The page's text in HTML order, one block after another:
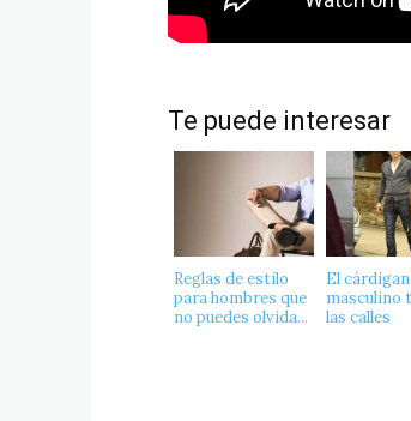
Te puede interesar
Reglas de estilo
para hombres que
no puedes olvida...
El cárdigan
masculino
las calles